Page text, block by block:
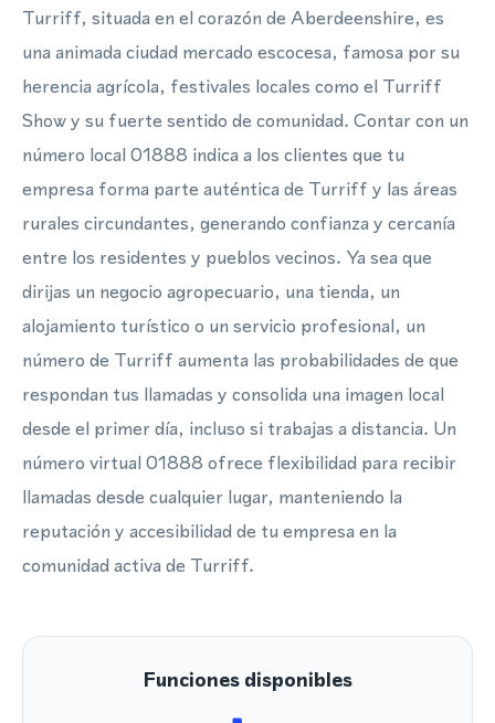
Turriff, situada en el corazón de Aberdeenshire, es
una animada ciudad mercado escocesa, famosa por su
herencia agrícola, festivales locales como el Turriff
Show y su fuerte sentido de comunidad. Contar con un
número local 01888 indica a los clientes que tu
empresa forma parte auténtica de Turriff y las áreas
rurales circundantes, generando confianza y cercanía
entre los residentes y pueblos vecinos. Ya sea que
dirijas un negocio agropecuario, una tienda, un
alojamiento turístico o un servicio profesional, un
número de Turriff aumenta las probabilidades de que
respondan tus llamadas y consolida una imagen local
desde el primer día, incluso si trabajas a distancia. Un
número virtual 01888 ofrece flexibilidad para recibir
llamadas desde cualquier lugar, manteniendo la
reputación y accesibilidad de tu empresa en la
comunidad activa de Turriff.
Funciones disponibles